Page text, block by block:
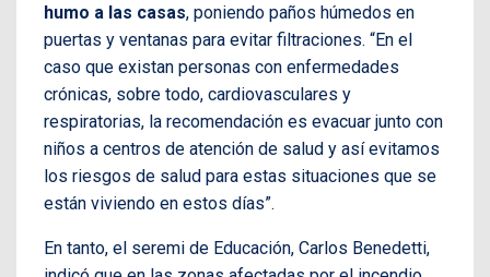
humo a las casas, poniendo paños húmedos en
puertas y ventanas para evitar filtraciones. “En el
caso que existan personas con enfermedades
crónicas, sobre todo, cardiovasculares y
respiratorias, la recomendación es evacuar junto con
niños a centros de atención de salud y así evitamos
los riesgos de salud para estas situaciones que se
están viviendo en estos días”.
En tanto, el seremi de Educación, Carlos Benedetti,